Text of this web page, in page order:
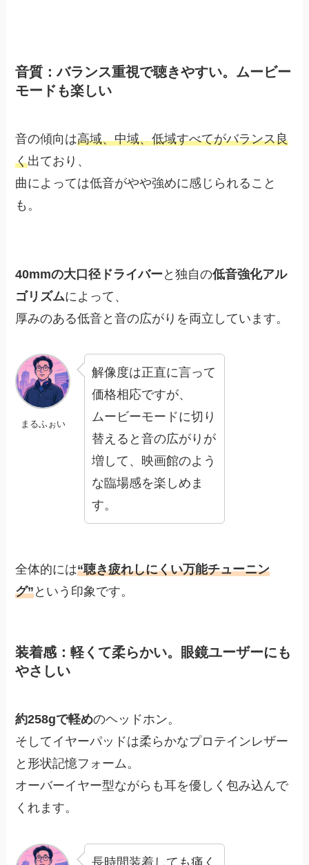
音質：バランス重視で聴きやすい。ムービー
モードも楽しい
音の傾向は高域、中域、低域すべてがバランス良
く出ており、
曲によっては低音がやや強めに感じられること
も。
40mmの大口径ドライバー と独自の低音強化アル
ゴリズムによって、
厚みのある低音と音の広がりを両立しています。
まるふぉい
解像度は正直に言って
価格相応ですが、
ムービーモードに切り
替えると音の広がりが
増して、映画館のよう
な臨場感を楽しめま
す。
全体的には“聴き疲れしにくい万能チューニン
グ”という印象です。
装着感：軽くて柔らかい。眼鏡ユーザーにも
やさしい
約258gで軽めのヘッドホン。
そしてイヤーパッドは柔らかなプロテインレザー
と形状記憶フォーム。
オーバーイヤー型ながらも耳を優しく包み込んで
くれます。
長時間装着しても痛く